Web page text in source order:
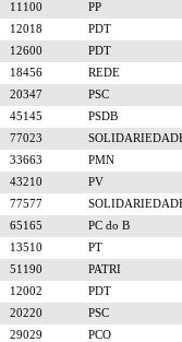
11100
PP
12018
PDT
12600
PDT
18456
REDE
20347
PSC
45145
PSDB
77023
33663
PMN
43210
PV
77577
65165
PC do B
13510
PT
51190
PATRI
12002
PDT
20220
PSC
29029
PCO